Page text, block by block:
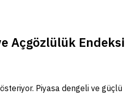
Açgözlülük Endeksi
Piyasa dengeli ve güçlü